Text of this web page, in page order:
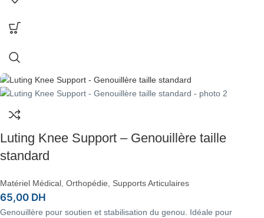
Luting Knee Support – Genouillère taille
standard
Matériel Médical Orthopédie Supports Articulaires
65,00 DH
Genouillère pour soutien et stabilisation du genou. Idéale pour